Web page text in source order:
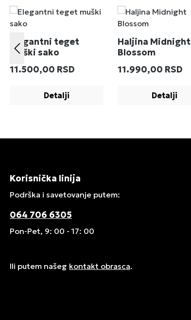
Elegantni teget
muški sako
Redovna cena:
11.500,00 RSD
Detalji
Haljina Midnight
Blossom
Redovna cena:
11.990,00 RSD
Detalji
Korisnička linija
Podrška i savetovanje putem:
064 706 6305
Pon-Pet, 9: 00 - 17: 00
Ili putem našeg kontakt obrasca.